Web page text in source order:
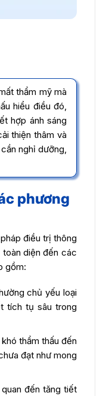
thẩm mỹ mà
hiểu điều đó,
hợp ánh sáng
thiện thâm và
nghỉ dưỡng,
phương
điều trị thông
diện đến các
gồm:
chủ yếu loại
tích tụ sâu trong
thẩm thấu đến
đạt như mong
đến tăng tiết